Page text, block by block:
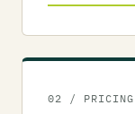
02 / PRICING